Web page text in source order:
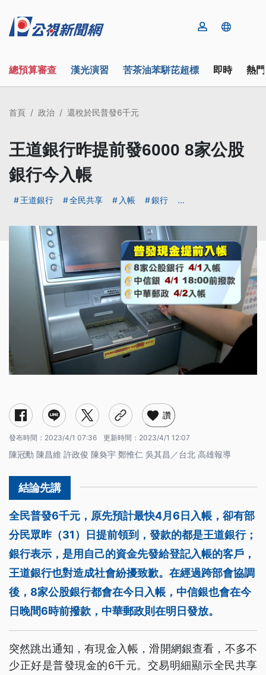
總預算審查 漢光演習 苦茶油苯駢芘超標 即時 熱
首頁 政治 還稅於民普發6千元
王道銀行昨提前發6000 8家公股
銀行今入帳
王道銀行 全民共享 入帳 銀行 ...
讚
發布時間： 2023/4/1 07:36 更新時間： 2023/4/1 12:07
陳冠勳 陳昌維 許政俊 陳奐宇 鄭惟仁 吳其昌／台北 高雄報導
全民普發6千元，原先預計最快4月6日入帳，卻有部
分民眾昨（31）日提前領到，發款的都是王道銀行；
銀行表示，是用自己的資金先發給登記入帳的客戶，
王道銀行也對造成社會紛擾致歉。在經過跨部會協調
後，8家公股銀行都會在今日入帳，中信銀也會在今
日晚間6時前撥款，中華郵政則在明日發放。
突然跳出通知，有現金入帳，滑開網銀查看，不多不
少正好是普發現金的6千元。交易明細顯示全民共享